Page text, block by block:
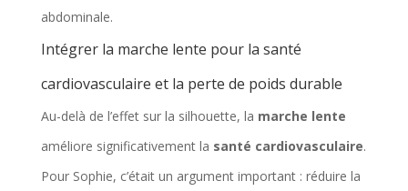
s
r
abdominale.
Intégrer la marche lente pour la santé
cardiovasculaire et la perte de poids durable
Au-delà de l’effet sur la silhouette, la marche lente
améliore significativement la santé cardiovasculaire.
Pour Sophie, c’était un argument important : réduire la